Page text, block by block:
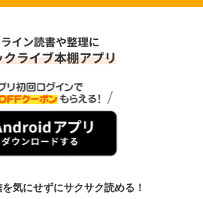
気にせずにサクサク読める！